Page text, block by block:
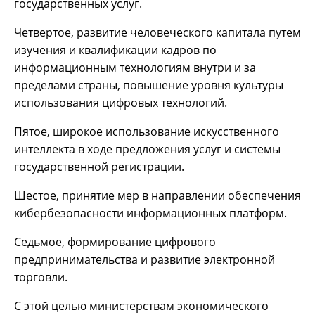
государственных услуг.
Четвертое, развитие человеческого капитала путем
изучения и квалификации кадров по
информационным технологиям внутри и за
пределами страны, повышение уровня культуры
использования цифровых технологий.
Пятое, широкое использование искусственного
интеллекта в ходе предложения услуг и системы
государственной регистрации.
Шестое, принятие мер в направлении обеспечения
кибербезопасности информационных платформ.
Седьмое, формирование цифрового
предпринимательства и развитие электронной
торговли.
С этой целью министерствам экономического